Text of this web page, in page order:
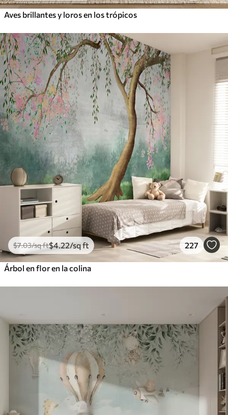
Aves brillantes y loros en los trópicos
$7.03/sq ft$4.22/sq ft 227
Árbol en flor en la colina